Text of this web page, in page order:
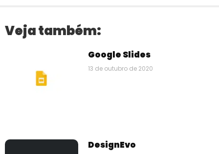
Veja também:
Google Slides
13 de outubro de 2020
DesignEvo